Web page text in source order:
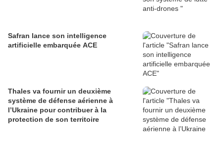
Safran lance son intelligence
artificielle embarquée ACE
Thales va fournir un deuxième
système de défense aérienne à
l’Ukraine pour contribuer à la
protection de son territoire